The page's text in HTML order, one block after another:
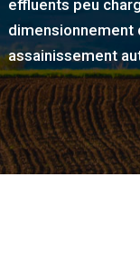
effluents peu
dimensionnement
assainissement